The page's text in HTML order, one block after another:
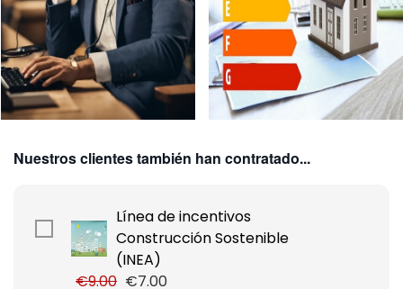
Nuestros clientes también han contratado...
Línea de incentivos
Construcción Sostenible
(INEA)
€9.00 €7.00